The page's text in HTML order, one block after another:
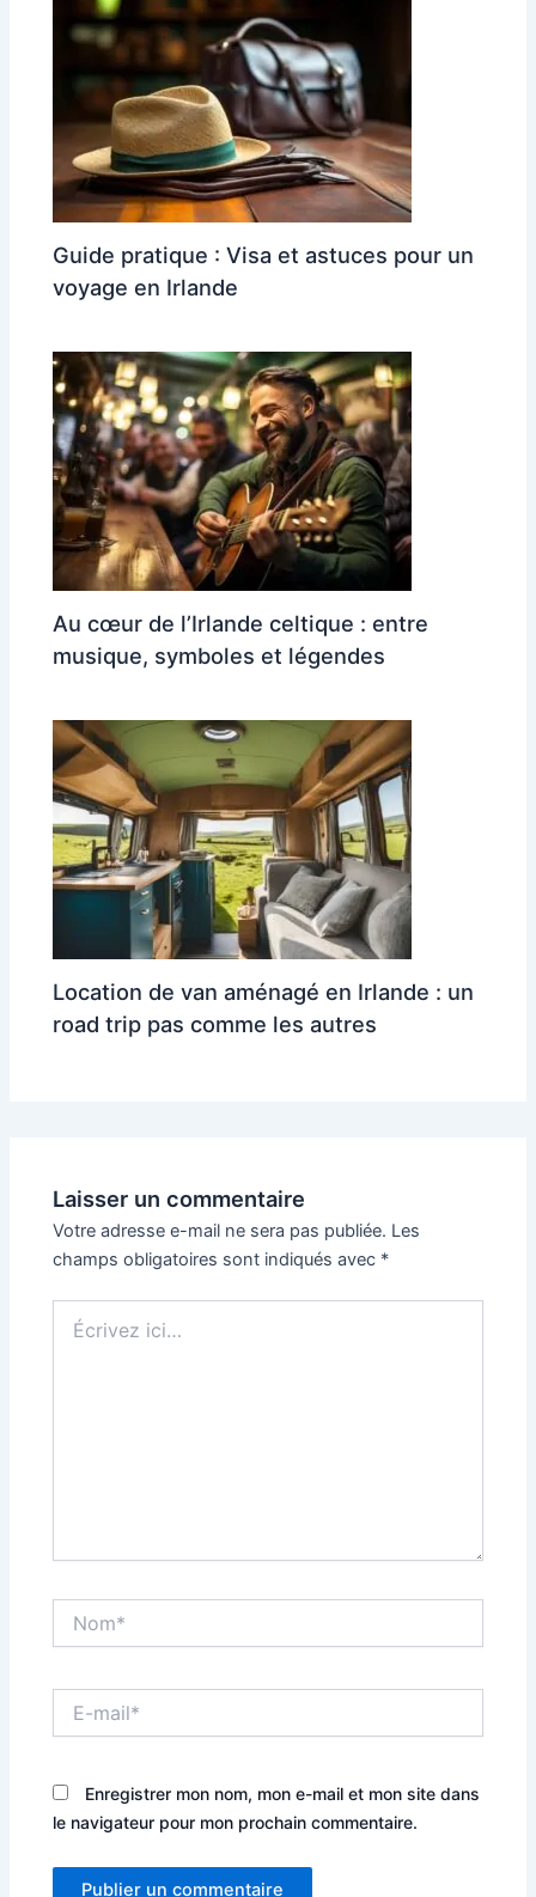
Guide pratique : Visa et astuces pour un
voyage en Irlande
Au cœur de l’Irlande celtique : entre
musique, symboles et légendes
Location de van aménagé en Irlande : un
road trip pas comme les autres
Laisser un commentaire
Votre adresse e-mail ne sera pas publiée. Les
champs obligatoires sont indiqués avec *
ici…
mail*
Enregistrer mon nom, mon e-mail et mon site dans
le navigateur pour mon prochain commentaire.